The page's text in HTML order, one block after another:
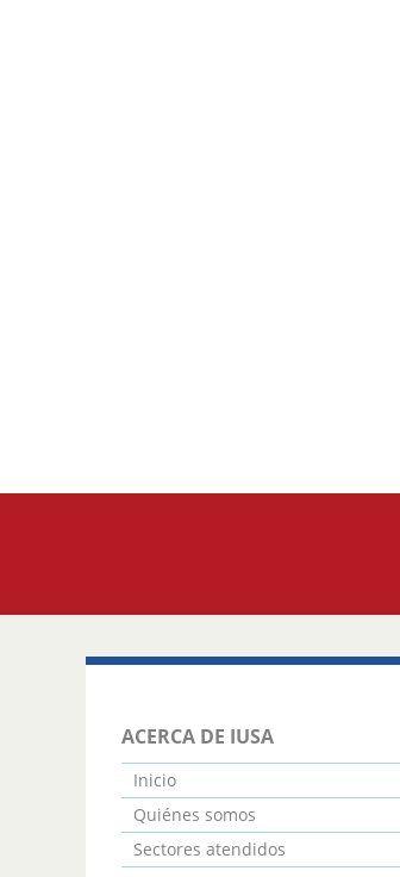
ACERCA DE IUSA
Inicio
Quiénes somos
Sectores atendidos